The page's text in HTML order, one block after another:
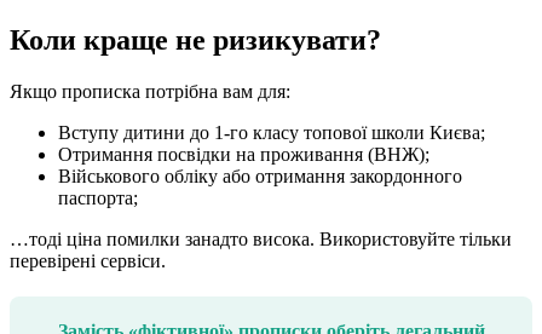
Коли краще не ризикувати?
Якщо прописка потрібна вам для:
Вступу дитини до 1-го класу топової школи Києва;
Отримання посвідки на проживання (ВНЖ);
Військового обліку або отримання закордонного
паспорта;
…тоді ціна помилки занадто висока. Використовуйте тільки
перевірені сервіси.